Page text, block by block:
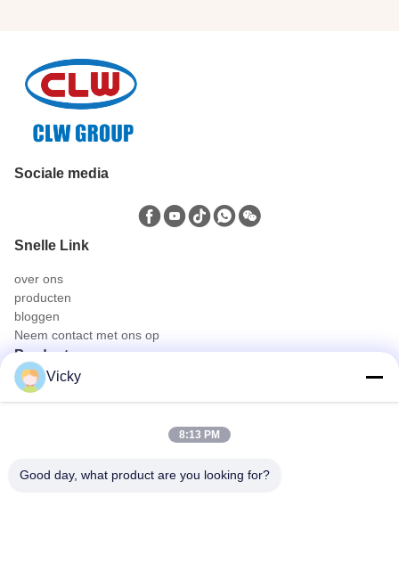
Sociale media
Snelle Link
over ons
producten
bloggen
Neem contact met ons op
Producten
Olie- en gasvrachtwagen
Sanitaire vrachtwagen
Landbouw-, dieren- en voedseltransportwagen
van wegvrachtwagen
Vicky
8:13 PM
Good day, what product are you looking for?